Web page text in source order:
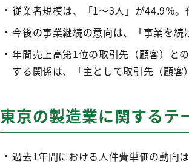
従業者規模は、「1～3人」が44.9％。
今後の事業継続の意向は、「事業を続
年間売上高第1位の取引先（顧客）と
する関係は、「主として取引先（顧客
東京の製造業に関するテ
過去1年間における人件費単価の動向